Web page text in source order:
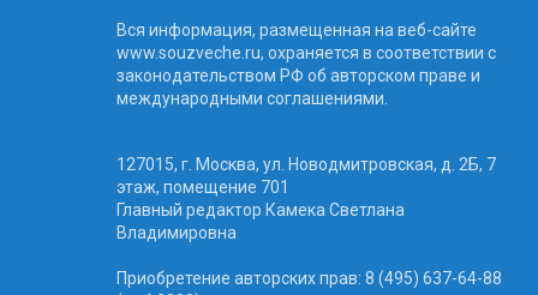
Вся информация, размещенная на веб-сайте
www.souzveche.ru, охраняется в соответствии с
законодательством РФ об авторском праве и
международными соглашениями.
127015, г. Москва, ул. Новодмитровская, д. 2Б, 7
этаж, помещение 701
Главный редактор Камека Светлана
Владимировна
Приобретение авторских прав: 8 (495) 637-64-88